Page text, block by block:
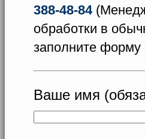
388-48-84
обработки в
заполните форму
Ваше имя